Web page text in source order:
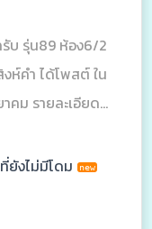
รับ รุ่น89 ห้อง6/2
ห์คำ ได้โพสต์ ใน
คม รายละเอียด
ยครับ รุ่น89
คลิก
ยังไม่มีโดม